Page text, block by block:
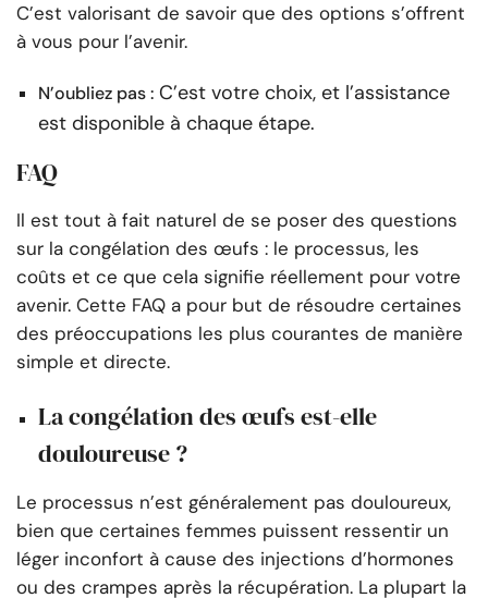
C’est valorisant de savoir que des options s’offrent
à vous pour l’avenir.
N’oubliez pas : C’est votre choix, et l’assistance
est disponible à chaque étape.
FAQ
Il est tout à fait naturel de se poser des questions
sur la congélation des œufs : le processus, les
coûts et ce que cela signifie réellement pour votre
avenir. Cette FAQ a pour but de résoudre certaines
des préoccupations les plus courantes de manière
simple et directe.
La congélation des œufs est-elle
douloureuse ?
Le processus n’est généralement pas douloureux,
bien que certaines femmes puissent ressentir un
léger inconfort à cause des injections d’hormones
ou des crampes après la récupération. La plupart la